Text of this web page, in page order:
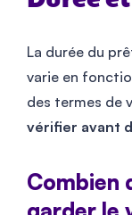
La durée du
varie en
des termes de
vérifier avant
Combien